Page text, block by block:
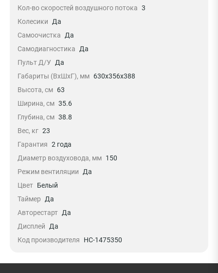
Кол-во скоростей воздушного потока 3
Колесики
Да
Самоочистка
Да
Самодиагностика
Да
Пульт Д/У
Да
Габариты (ВхШхГ), мм 630x356x388
Высота, см 63
Ширина, см 35.6
Глубина, см 38.8
Вес, кг 23
Гарантия 2 года
Диаметр воздуховода, мм 150
Режим вентиляции
Да
Цвет Белый
Таймер
Да
Авторестарт Да
Дисплей
Да
Код производителя
НС-1475350